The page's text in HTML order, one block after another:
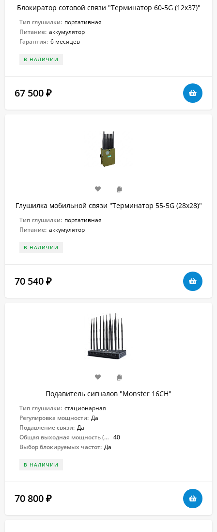
Блокиратор сотовой связи "Терминатор 60-5G (12х37)"
Тип глушилки: портативная
Питание: аккумулятор
Гарантия: 6 месяцев
В НАЛИЧИИ
67 500 ₽
Глушилка мобильной связи "Терминатор 55-5G (28х28)"
Тип глушилки: портативная
Питание: аккумулятор
В НАЛИЧИИ
70 540 ₽
Подавитель сигналов "Monster 16CH"
Тип глушилки: стационарная
Регулировка мощности: Да
Подавление связи: Да
Общая выходная мощность (Вт): 40
Выбор блокируемых частот: Да
В НАЛИЧИИ
70 800 ₽